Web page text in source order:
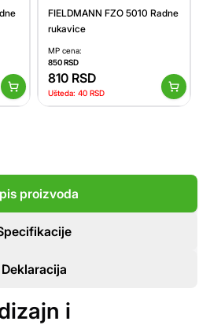
FIELDMANN FZO 5010 Radne
rukavice
MP cena:
850RSD
810 RSD
Ušteda: 40 RSD
proizvoda
Deklaracija
i